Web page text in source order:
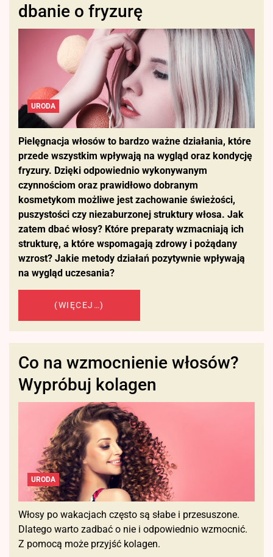
dbanie o fryzurę
URODA
Pielęgnacja włosów to bardzo ważne działania, które
przede wszystkim wpływają na wygląd oraz kondycję
fryzury. Dzięki odpowiednio wykonywanym
czynnościom oraz prawidłowo dobranym
kosmetykom możliwe jest zachowanie świeżości,
puszystości czy niezaburzonej struktury włosa. Jak
zatem dbać włosy? Które preparaty wzmacniają ich
strukturę, a które wspomagają zdrowy i pożądany
wzrost? Jakie metody działań pozytywnie wpływają
na wygląd uczesania?
(WIĘCEJ…)
Co na wzmocnienie włosów?
Wypróbuj kolagen
URODA
Włosy po wakacjach często są słabe i przesuszone.
Dlatego warto zadbać o nie i odpowiednio wzmocnić.
Z pomocą może przyjść kolagen.